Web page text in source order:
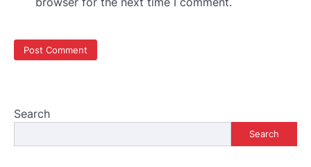
Search
Search